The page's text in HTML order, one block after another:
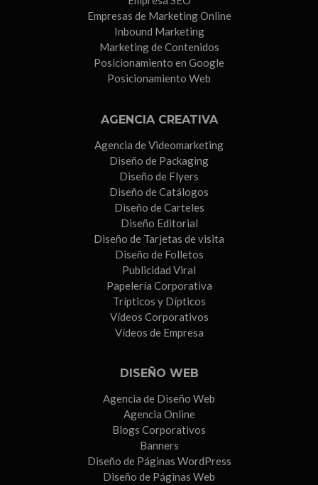
Empresas de Marketing Online
Inbound Marketing
Marketing de Contenidos
Posicionamiento en Google
Posicionamiento Web
AGENCIA CREATIVA
Agencia de Videomarketing
Diseño de Packaging
Diseño de Flyers
Diseño de Catálogos
Diseño de Carteles
Diseño Editorial
Diseño de Tarjetas de visita
Diseño de Folletos
Publicidad Viral
Papelería Corporativa
Trípticos y Dípticos
Vídeos Corporativos
Vídeos de Empresa
DISEÑO WEB
Agencia de Diseño Web
Agencia Online
Blogs Corporativos
Banners
Diseño de Páginas WordPress
Diseño de Páginas Web